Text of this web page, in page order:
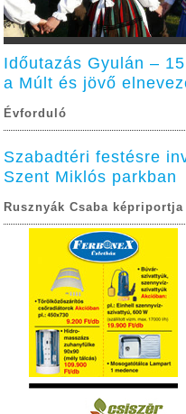
Időutazás Gyulán –
a Múlt és jövő
Évforduló
Szabadtéri festésre
Szent Miklós parkban
Rusznyák Csaba képriportja